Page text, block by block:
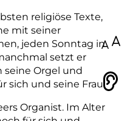
religiöse Texte,
mit seiner
jeden Sonntag in
setzt er
seine Orgel und
sich und seine Frau.
Organist. Im Alter
100
Vorlesen